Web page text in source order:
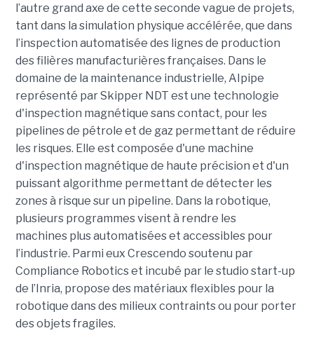
l’autre grand axe de cette seconde vague de projets,
tant dans la simulation physique accélérée, que dans
l’inspection automatisée des lignes de production
des filières manufacturières françaises. Dans le
domaine de la maintenance industrielle, AIpipe
représenté par Skipper NDT est une technologie
d'inspection magnétique sans contact, pour les
pipelines de pétrole et de gaz permettant de réduire
les risques. Elle est composée d'une machine
d'inspection magnétique de haute précision et d'un
puissant algorithme permettant de détecter les
zones à risque sur un pipeline. Dans la robotique,
plusieurs programmes visent à rendre les
machines plus automatisées et accessibles pour
l’industrie. Parmi eux Crescendo soutenu par
Compliance Robotics et incubé par le studio start-up
de l’Inria, propose des matériaux flexibles pour la
robotique dans des milieux contraints ou pour porter
des objets fragiles.